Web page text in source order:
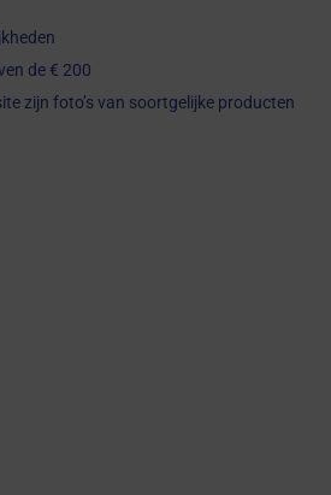
de € 200
zijn foto’s van soortgelijke producten